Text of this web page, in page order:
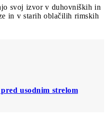
svoj izvor v duhovniških in
in v starih oblačilih rimskih
usodnim strelom